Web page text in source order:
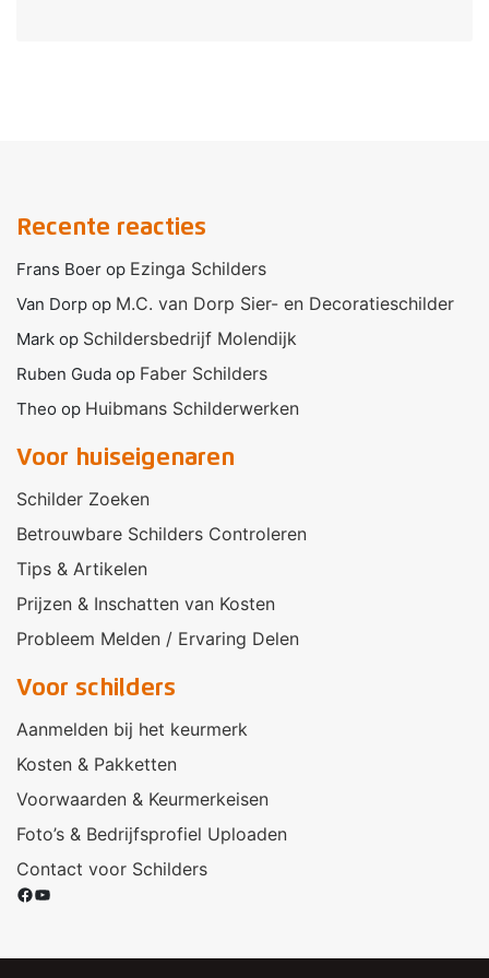
Recente reacties
Frans Boer op Ezinga Schilders
Van Dorp op M.C. van Dorp Sier- en Decoratieschilder
Mark op Schildersbedrijf Molendijk
Ruben Guda op Faber Schilders
Theo op Huibmans Schilderwerken
Voor huiseigenaren
Schilder Zoeken
Betrouwbare Schilders Controleren
Tips & Artikelen
Prijzen & Inschatten van Kosten
Probleem Melden / Ervaring Delen
Voor schilders
Aanmelden bij het keurmerk
Kosten & Pakketten
Voorwaarden & Keurmerkeisen
Foto’s & Bedrijfsprofiel Uploaden
Contact voor Schilders
Facebook
YouTube